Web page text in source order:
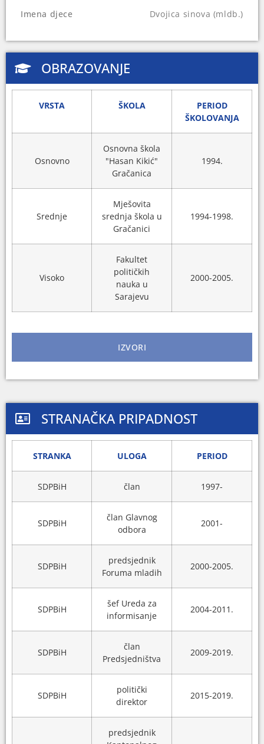
Mašić ima stan i zemljišta u Sarajevu.
Imena djece Dvojica sinova (mldb.)
OBRAZOVANJE
VRSTA ŠKOLA
PERIOD
ŠKOLOVANJA
Osnovno
Osnovna škola
"Hasan Kikić"
Gračanica
1994.
Srednje
Mješovita
srednja škola u
Gračanici
1994-1998.
Visoko
Fakultet
političkih
nauka u
Sarajevu
2000-2005.
IZVORI
STRANAČKA PRIPADNOST
STRANKA ULOGA PERIOD
SDPBiH član 1997-
SDPBiH
član Glavnog
odbora
2001-
SDPBiH
predsjednik
Foruma mladih
2000-2005.
SDPBiH
šef Ureda za
informisanje
2004-2011.
SDPBiH
član
Predsjedništva
2009-2019.
SDPBiH
politički
direktor
2015-2019.
predsjednik